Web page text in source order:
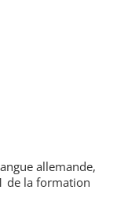
allemande,
de la formation